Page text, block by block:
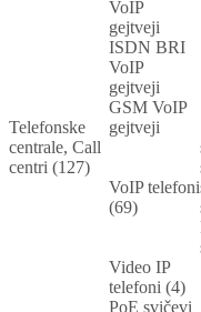
Telefonske
centrale, Call
centri (127)
VoIP
gejtveji
ISDN BRI
VoIP
gejtveji
GSM VoIP
gejtveji
VoIP telefoni
(69)
Video IP
telefoni (4)
PoE svičevi